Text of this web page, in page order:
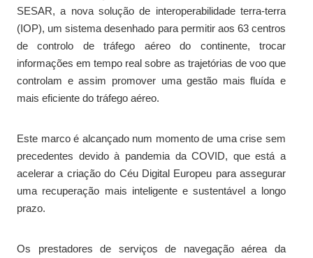
SESAR, a nova solução de interoperabilidade terra-terra
(IOP), um sistema desenhado para permitir aos 63 centros
de controlo de tráfego aéreo do continente, trocar
informações em tempo real sobre as trajetórias de voo que
controlam e assim promover uma gestão mais fluída e
mais eficiente do tráfego aéreo.
Este marco é alcançado num momento de uma crise sem
precedentes devido à pandemia da COVID, que está a
acelerar a criação do Céu Digital Europeu para assegurar
uma recuperação mais inteligente e sustentável a longo
prazo.
Os prestadores de serviços de navegação aérea da